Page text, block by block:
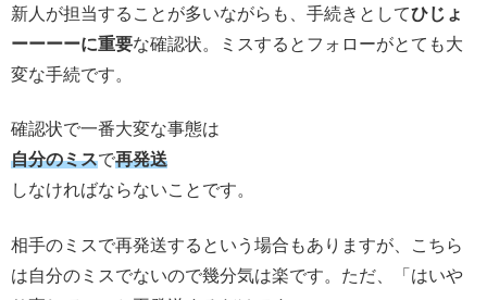
新人が担当することが多いながらも、手続きとしてひじょ
ーーーーに重要な確認状。ミスするとフォローがとても大
変な手続です。
確認状で一番大変な事態は
自分のミスで再発送
しなければならないことです。
相手のミスで再発送するという場合もありますが、こちら
は自分のミスでないので幾分気は楽です。ただ、「はいや